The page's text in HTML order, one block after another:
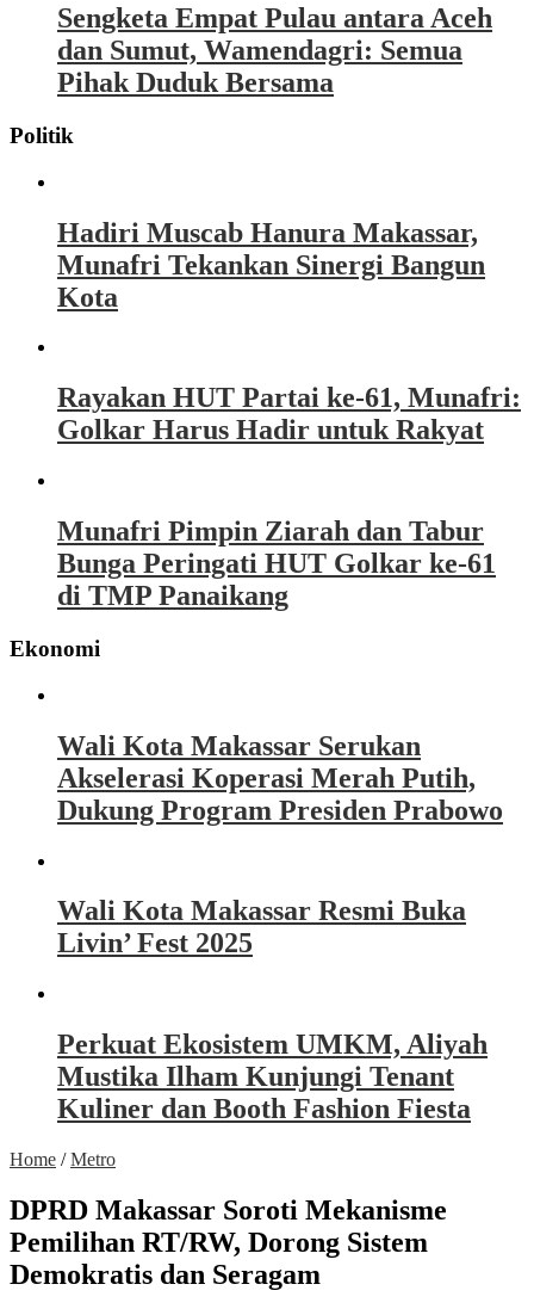
Sengketa Empat Pulau antara Aceh
dan Sumut, Wamendagri: Semua
Pihak Duduk Bersama
Politik
Hadiri Muscab Hanura Makassar,
Munafri Tekankan Sinergi Bangun
Kota
Rayakan HUT Partai ke-61, Munafri:
Golkar Harus Hadir untuk Rakyat
Munafri Pimpin Ziarah dan Tabur
Bunga Peringati HUT Golkar ke-61
di TMP Panaikang
Ekonomi
Wali Kota Makassar Serukan
Akselerasi Koperasi Merah Putih,
Dukung Program Presiden Prabowo
Wali Kota Makassar Resmi Buka
Livin’ Fest 2025
Perkuat Ekosistem UMKM, Aliyah
Mustika Ilham Kunjungi Tenant
Kuliner dan Booth Fashion Fiesta
Home /Metro
DPRD Makassar Soroti Mekanisme
Pemilihan RT/RW, Dorong Sistem
Demokratis dan Seragam